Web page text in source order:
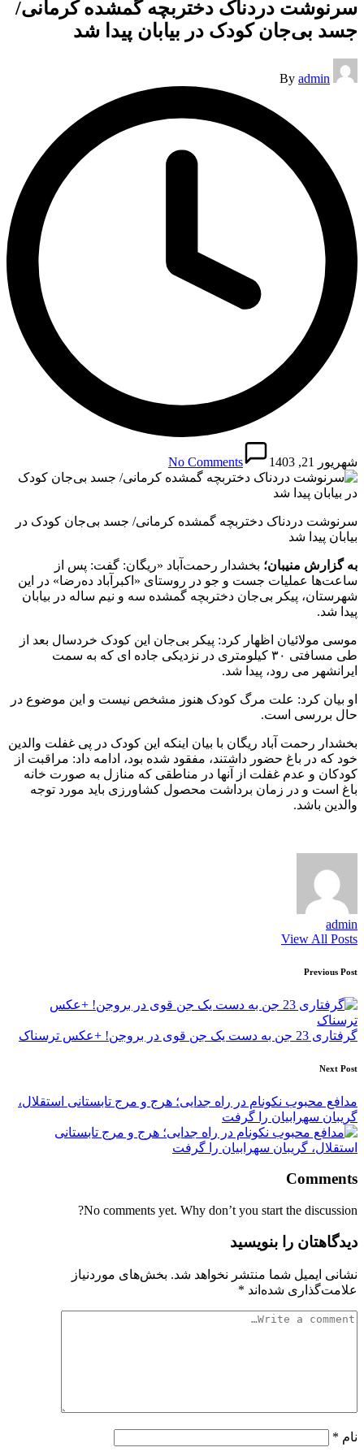
سرنوشت دردناک دختربچه گمشده کرمانی/
جسد بی‌جان کودک در بیابان پیدا شد
Posted
by
By admin
شهریور 21, 1403 No Comments
سرنوشت دردناک دختربچه گمشده کرمانی/ جسد بی‌جان کودک در
بیابان پیدا شد
به گزارش منیبان؛ بخشدار رحمت‌آباد «ریگان: گفت: پس از
ساعت‌ها عملیات جست و جو در روستای «اکبرآباد ده‌رضا» در این
شهرستان، پیکر بی‌جان دختربچه گمشده سه و نیم ساله در بیابان
پیدا شد.
موسی مولائیان اظهار کرد: پیکر بی‌جان این کودک خردسال بعد از
طی مسافتی ۳۰ کیلومتری در نزدیکی جاده ای که به سمت
ایرانشهر می رود، پیدا شد.
او بیان کرد: علت مرگ کودک هنوز مشخص نیست و این موضوع در
حال بررسی است.
بخشدار رحمت آباد ریگان با بیان اینکه این کودک در پی غفلت والدین
خود که در باغ حضور داشتند، مفقود شده بود، ادامه داد: مراقبت از
کودکان و عدم غفلت از آنها در مناطقی که منازل به صورت خانه
باغ است و در زمان برداشت محصول کشاورزی باید مورد توجه
والدین باشد.
admin
View All Posts
Post
navigation
Previous Post
گرفتاری 23 جن به دست یک جن قوی در بروجن! +عکس ترسناک
Next Post
مدافع محبوب نکونام در راه جدایی؛ هرج و مرج تابستانی استقلال،
گریبان سهرابیان را گرفت
Comments
No comments yet. Why don’t you start the discussion?
دیدگاهتان را بنویسید
نشانی ایمیل شما منتشر نخواهد شد. بخش‌های موردنیاز
علامت‌گذاری شده‌اند *
نام *